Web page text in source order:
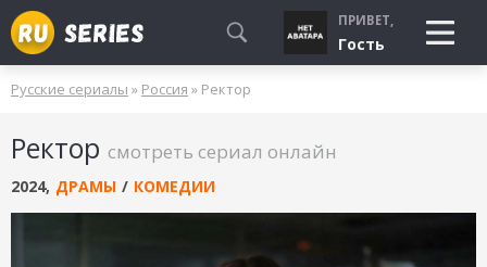
СМОТРЮ
БУДУ СМОТРЕТЬ
УЖЕ СМОТРЕЛ
ПРИВЕТ,
Гость
Русские сериалы » Россия » Ректор
Ректор смотреть сериал онлайн
2024, ДРАМЫ / КОМЕДИИ